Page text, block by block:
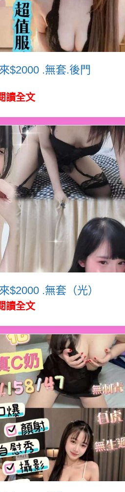
$2000 .無套.後門
讀全文
$2000 .無套（光）
讀全文